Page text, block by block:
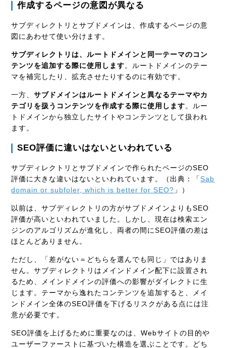
作成するページの意図が異なる
サブディレクトリとサブドメインは、作成するページの意
図にあわせて使い分けます。
サブディレクトリは、ルートドメインと同一テーマのコン
テンツを追加する際に使用します。ルートドメインのテー
マを補完したり、拡充させたりするのに有効です。
一方、サブドメインはルートドメインと異なるテーマやカ
テゴリを扱うコンテンツを作成する際に使用します。ルー
トドメインから独立したサイトやコンテンツとして扱われ
ます。
SEO評価に違いはないといわれている
サブディレクトリとサブドメインで作られたページのSEO
評価に大きな違いはないといわれています。（出典：「Sab
domain or subfoler, which is better for SEO? 」）
以前は、サブディレクトリの方がサブドメインよりもSEO
評価が高いといわれていました。しかし、現在は検索エン
ジンのアルゴリズムが進化し、両者の間にSEO評価の差は
ほとんどありません。
ただし、「差がない＝どちらを選んでも同じ」ではありま
せん。サブディレクトリはメインドメイン配下に設置され
るため、メインドメインの評価への影響がダイレクトに生
じます。テーマから逸れたコンテンツを追加すると、メイ
ンドメイン全体のSEO評価を下げるリスクがある点には注
意が必要です。
SEO評価を上げるために重要なのは、Webサイトの目的や
ユーザーファーストに基づいた構造を選ぶことです。どち